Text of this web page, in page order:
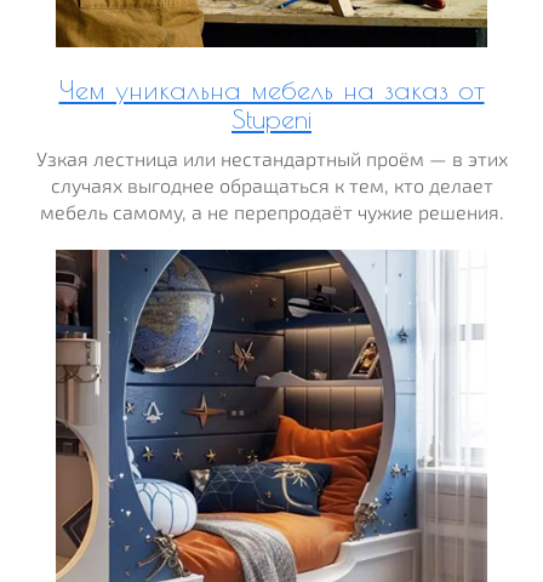
Чем уникальна мебель на заказ от
Stupeni
Узкая лестница или нестандартный проём — в этих
случаях выгоднее обращаться к тем, кто делает
мебель самому, а не перепродаёт чужие решения.